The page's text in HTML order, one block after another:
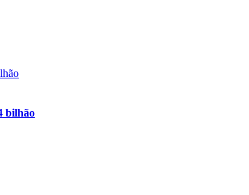
bilhão